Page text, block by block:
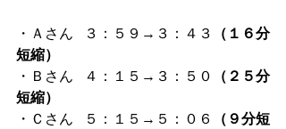
・Ａさん   ３：５９→３：４３
（１６分
短縮）
・Ｂさん   ４：１５→３：５０
（２５分
短縮）
・Ｃさん   ５：１５→５：０６
（９分短